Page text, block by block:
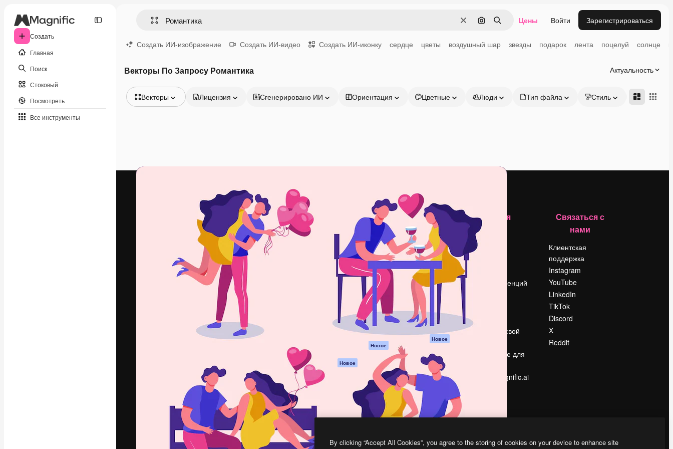
Создать
Главная
Поиск
Стоковый
Посмотреть
Все инструменты
ОчиститьПоиск по изображению
Поиск Цены Войти Зарегистрироваться
Создать ИИ-изображение Создать ИИ-видео Создать ИИ-иконку сердце цветы воздушный шар звезды подарок лента поцелуй солнце
Векторы По Запросу Романтика Актуальность
Векторы
Видео
Лицензия Сгенерировано ИИ Ориентация Цветные Люди Тип файла Стиль Адвансд
Креативная платформа для создания
ваших лучших работ. Более 1 миллиона
подписчиков среди креаторов,
предприятий, агентств и студий.
Pусский
Spaces
ИИ-помощник
Генератор
изображений ИИ
Генератор видео
Генератор голоса
на основе ИИ
Стоковый контент
Новое
Новое
API
Мобильное
приложение
Все инструменты
Magnific
Начать
Academy
Документация по
Пакету ИИ
Служба
поддержки
Условия и
положения
Политика
конфиденциальности
Новое
Политика файлов
cookie
Центр доверия
Партнеры
Предприятие
Компания
Цены
О нас
Поиск тенденций
Slidesgo
Продайте свой
Помещение для
Ищете magnific.ai
Связаться с
нами
Клиентская
поддержка
Instagram
YouTube
LinkedIn
TikTok
Discord
X
Reddit
By clicking “Accept All Cookies”, you agree to the storing of cookies on your device to enhance site